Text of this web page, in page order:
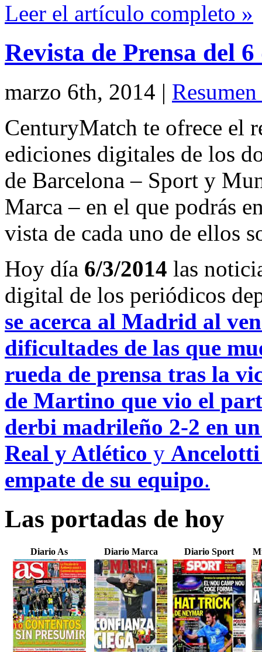
Leer el artículo completo »
Revista de Prensa del
marzo 6th, 2014 |
CenturyMatch te ofrece el
ediciones digitales de los
de Barcelona – Sport y
Marca – en el que podrás
vista de cada uno de ellos
Hoy día 6/3/2014 las
digital de los periódicos
se acerca al Madrid al
dificultades de las que
rueda de prensa tras la
de Martino que vio el
derbi madrileño 2-2 en
Real y Atlético y Ancelotti
empate de su equipo.
Las portadas de hoy
Diario As Diario Marca Diario Sport